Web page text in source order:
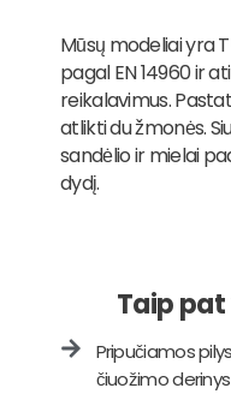
Mūsų modeliai yra
pagal EN 14960 ir
reikalavimus.
atlikti du žmonės.
sandėlio ir mielai
dydį.
Taip
Pripučiamos
čiuožimo derinys